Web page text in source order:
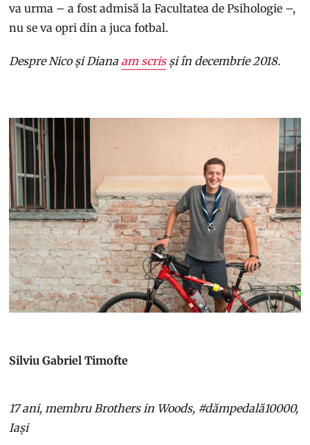
va urma – a fost admisă la Facultatea de Psihologie –,
nu se va opri din a juca fotbal.
Despre Nico și Dianaam scrisși în decembrie 2018.
Silviu Gabriel Timofte
17 ani, membru Brothers in Woods, #dămpedală10000,
Iași